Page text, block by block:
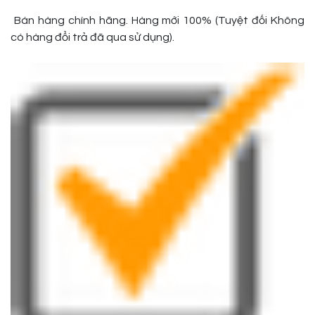
Bán hàng chính hãng. Hàng mới 100% (Tuyệt đối Không
có hàng đổi trả đã qua sử dụng).